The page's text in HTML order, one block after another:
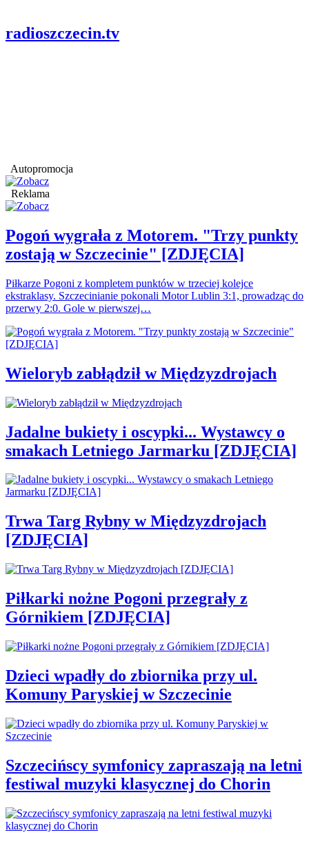
radioszczecin.tv
Autopromocja
Reklama
Pogoń wygrała z Motorem. "Trzy punkty
zostają w Szczecinie" [ZDJĘCIA]
Piłkarze Pogoni z kompletem punktów w trzeciej kolejce
ekstraklasy. Szczecinianie pokonali Motor Lublin 3:1, prowadząc do
przerwy 2:0. Gole w pierwszej…
Wieloryb zabłądził w Międzyzdrojach
Jadalne bukiety i oscypki... Wystawcy o
smakach Letniego Jarmarku [ZDJĘCIA]
Trwa Targ Rybny w Międzyzdrojach
[ZDJĘCIA]
Piłkarki nożne Pogoni przegrały z
Górnikiem [ZDJĘCIA]
Dzieci wpadły do zbiornika przy ul.
Komuny Paryskiej w Szczecinie
Szczecińscy symfonicy zapraszają na letni
festiwal muzyki klasycznej do Chorin